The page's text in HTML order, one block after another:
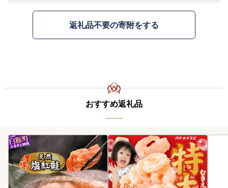
返礼品不要の寄附をする
おすすめ返礼品